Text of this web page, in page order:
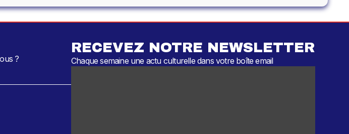
?
RECEVEZ NOTRE NEWSLETTER
Chaque semaine une actu culturelle dans votre boîte email